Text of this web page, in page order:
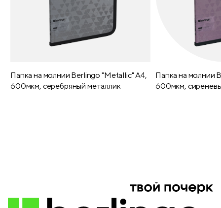
Папка на молнии Berlingo "Metallic" А4,
600мкм, серебряный металлик
Папка на молнии
600мкм,